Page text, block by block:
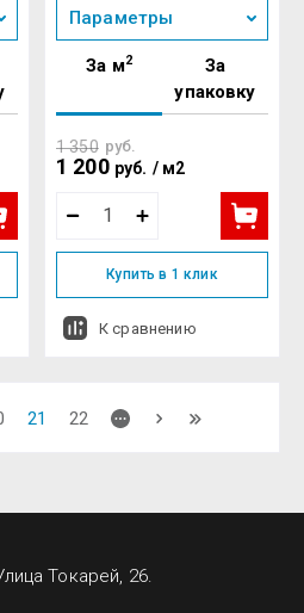
Параметры
За м2
За
упаковку
1 350 руб.
1 200 руб. / м2
Купить в 1 клик
К сравнению
21 22
Токарей, 26.